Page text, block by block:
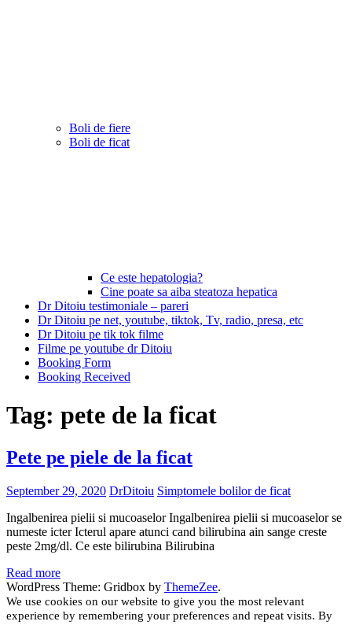
Boli de fiere
Boli de ficat
Ce este hepatologia?
Cine poate sa aiba steatoza hepatica
Dr Ditoiu testimoniale – pareri
Dr Ditoiu pe net, youtube, tiktok, Tv, radio, presa, etc
Dr Ditoiu pe tik tok filme
Filme pe youtube dr Ditoiu
Booking Form
Booking Received
Tag: pete de la ficat
Pete pe piele de la ficat
September 29, 2020 DrDitoiu Simptomele bolilor de ficat
Ingalbenirea pielii si mucoaselor Ingalbenirea pielii si mucoaselor se
numeste icter Icterul apare atunci cand bilirubina ain sange creste
peste 2mg/dl. Ce este bilirubina Bilirubina
Read more
WordPress Theme: Gridbox by ThemeZee.
We use cookies on our website to give you the most relevant
experience by remembering your preferences and repeat visits. By